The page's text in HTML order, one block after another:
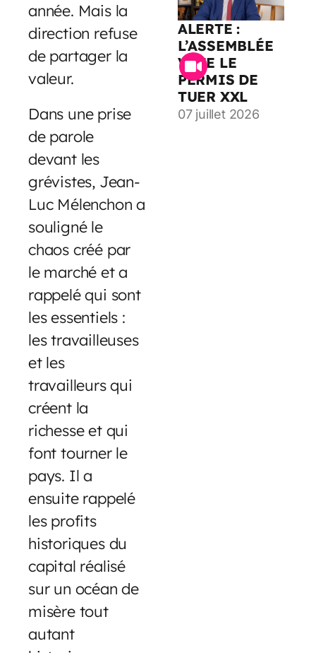
année. Mais la
direction refuse
de partager la
valeur.
Dans une prise
de parole
devant les
grévistes, Jean-
Luc Mélenchon a
souligné le
chaos créé par
le marché et a
rappelé qui sont
les essentiels :
les travailleuses
et les
travailleurs qui
créent la
richesse et qui
font tourner le
pays. Il a
ensuite rappelé
les profits
historiques du
capital réalisé
sur un océan de
misère tout
autant
ALERTE :
L’ASSEMBLÉE
VOTE LE
PERMIS DE
TUER XXL
07 juillet 2026